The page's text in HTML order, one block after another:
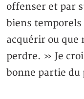
offenser et par
biens
acquérir ou que
perdre. » Je
bonne partie du